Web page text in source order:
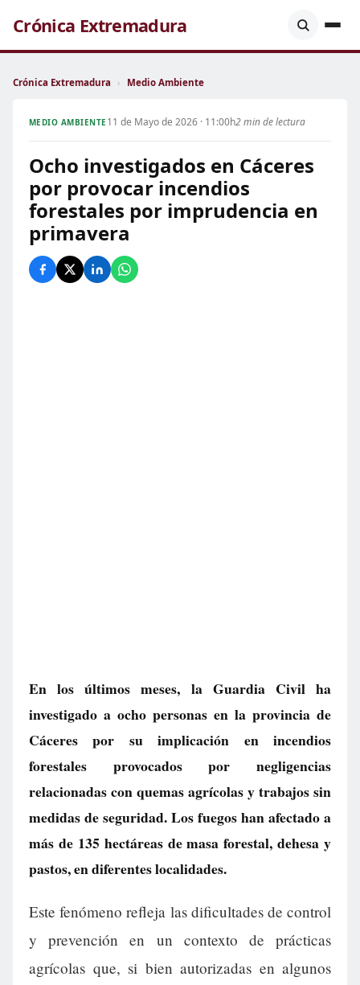
Crónica Extremadura
Crónica Extremadura › Medio Ambiente
MEDIO AMBIENTE 11 de Mayo de 2026 · 11:00h2 min de lectura
Ocho investigados en Cáceres
por provocar incendios
forestales por imprudencia en
primavera
En los últimos meses, la Guardia Civil ha
investigado a ocho personas en la provincia de
Cáceres por su implicación en incendios
forestales provocados por negligencias
relacionadas con quemas agrícolas y trabajos sin
medidas de seguridad. Los fuegos han afectado a
más de 135 hectáreas de masa forestal, dehesa y
pastos, en diferentes localidades.
Este fenómeno refleja las dificultades de control
y prevención en un contexto de prácticas
agrícolas que, si bien autorizadas en algunos